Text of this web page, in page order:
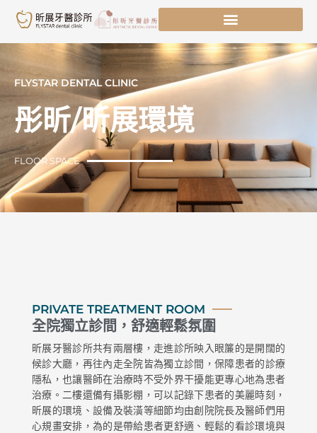
內
容 FLYSTAR DENTAL CLINIC
彤昕/昕展環境
FLOOR SPACE
PRIVATE TREATMENT ROOM
全院獨立診間，舒適輕鬆氛圍
昕展牙醫診所共有兩層樓，走進診所映入眼簾的是開闊的
候診大廳，再往內走全院皆為獨立診間，保障患者的診療
隱私，也讓醫師在治療時不受外界干擾能更專心地為患者
治療。二樓還備有攝影棚，可以記錄下患者的美麗時刻，
昕展的環境、設備及裝潢等細節均由創院院長及醫師們用
心規畫安排，為的是帶給患者更舒適、輕鬆的看診環境與